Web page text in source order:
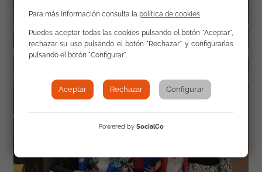
Para más información consulta la política de cookies
Puedes aceptar todas las cookies pulsando el botón "Aceptar",
rechazar su uso pulsando el botón "Rechazar" y configurarlas
pulsando el botón "Configurar".
Aceptar Rechazar Configurar
Powered by SocialCo